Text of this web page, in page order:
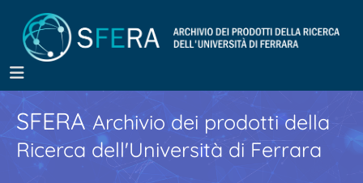
SFERA Archivio dei prodotti della
Ricerca dell'Università di Ferrara